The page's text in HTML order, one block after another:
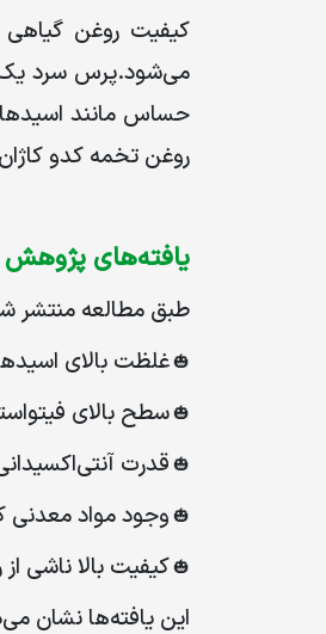
کیفیت روغن
می‌شود.پرس سرد یک
حساس مانند
روغن تخمه کدو
یافته‌های پژوهش
طبق مطالعه منتشر
🎃غلظت بالای
🎃سطح بالای
🎃قدرت
🎃وجود مواد معدنی
🎃کیفیت بالا ناشی
این یافته‌ها نشان